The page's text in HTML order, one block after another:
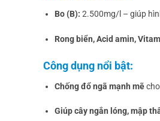
Bo (B): 2.500mg/l – giúp
Rong biển, Acid amin,
Công dụng nổi bật:
Chống đổ ngã mạnh mẽcho
Giúp cây ngắn lóng, mập